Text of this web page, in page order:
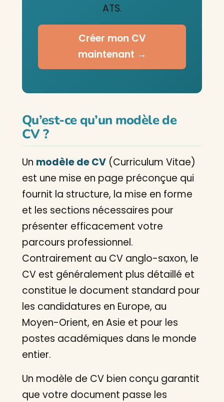
ATS.
Créer mon CV
maintenant →
Qu’est-ce qu’un modèle de
CV ?
Un modèle de CV (Curriculum Vitae)
est une mise en page préconçue qui
fournit la structure, la mise en forme
et les sections nécessaires pour
présenter efficacement votre
parcours professionnel.
Contrairement au CV anglo-saxon, le
CV est généralement plus détaillé et
constitue le document standard pour
les candidatures en Europe, au
Moyen-Orient, en Asie et pour les
postes académiques dans le monde
entier.
Un modèle de CV bien conçu garantit
que votre document passe les